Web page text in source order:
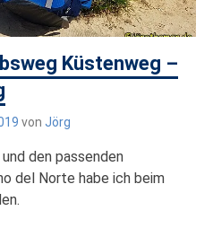
Küstenweg –
von Jörg
den passenden
del Norte habe ich beim